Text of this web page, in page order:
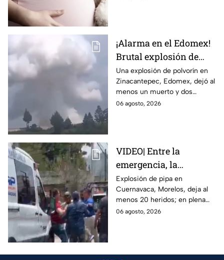
¡Alarma en el Edomex!
Brutal explosión de
polvorín en Santa
María del Monte,
Zinacantepec; reportan
al menos un muerto y
Una explosión de polvorín en
Zinacantepec, Edomex, dejó al
menos un muerto y dos
heridos; autoridades atiende la
06 agosto, 2026
VIDEO| Entre la
emergencia, la
desesperación y el
llanto de un niño;
adultos desatan pelea
tras explosión de pipa
Explosión de pipa en
Cuernavaca, Morelos, deja al
menos 20 heridos; en plena
emergencia, dos hombres
06 agosto, 2026